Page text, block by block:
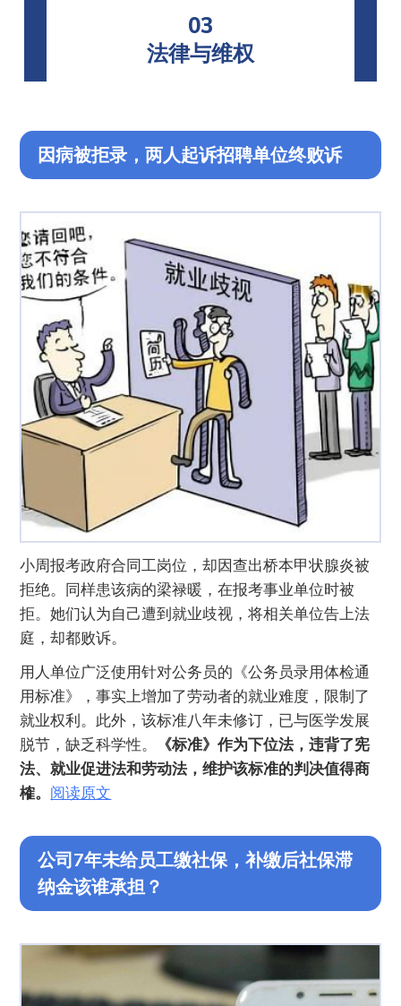
03
法律与维权
因病被拒录，两人起诉招聘单位终败诉
小周报考政府合同工岗位，却因查出桥本甲状腺炎被
拒绝。同样患该病的梁禄暖，在报考事业单位时被
拒。她们认为自己遭到就业歧视，将相关单位告上法
庭，却都败诉。
用人单位广泛使用针对公务员的《公务员录用体检通
用标准》，事实上增加了劳动者的就业难度，限制了
就业权利。此外，该标准八年未修订，已与医学发展
脱节，缺乏科学性。
《标准》作为下位法，违背了宪
法、就业促进法和劳动法，维护该标准的判决值得商
榷。 阅读原文
公司7年未给员工缴社保，补缴后社保滞
纳金该谁承担？